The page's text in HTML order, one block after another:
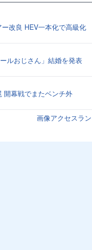
改良 HEV一本化で高級化
ールおじさん」結婚を発表
開幕戦でまたベンチ外
画像アクセスラ